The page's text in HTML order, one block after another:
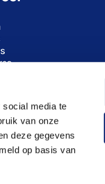
media te
van onze
deze gegevens
op basis van